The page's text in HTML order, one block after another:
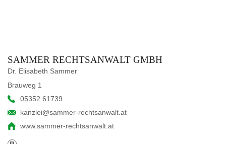
SAMMER RECHTSANWALT GMBH
Dr. Elisabeth Sammer
Brauweg 1
05352 61739
kanzlei@sammer-rechtsanwalt.at
www.sammer-rechtsanwalt.at